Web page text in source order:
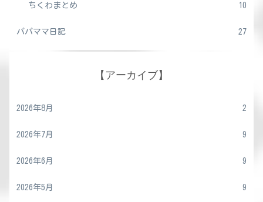
ちくわまとめ 10
パパママ日記 27
【アーカイブ】
2026年8月 2
2026年7月 9
2026年6月 9
2026年5月 9